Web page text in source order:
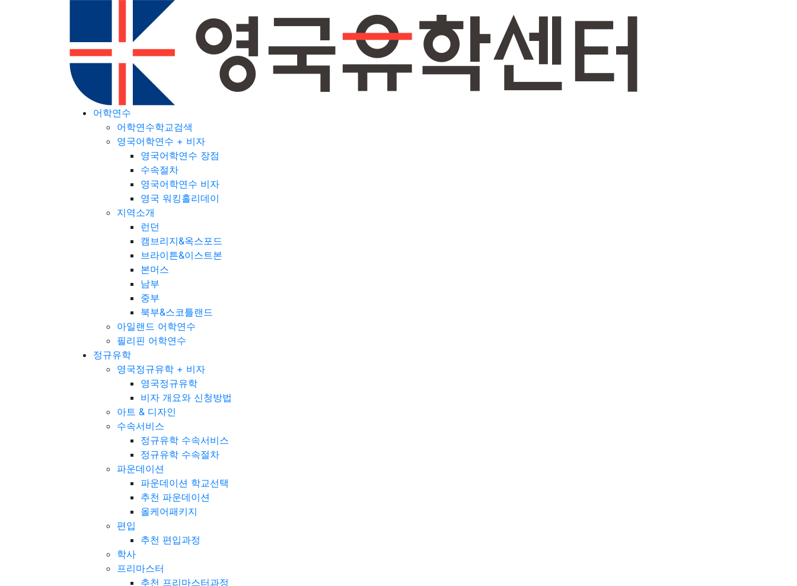
어학연수
어학연수학교검색
영국어학연수 + 비자
영국어학연수 장점
수속절차
영국어학연수 비자
영국 워킹홀리데이
지역소개
런던
캠브리지&옥스포드
브라이튼&이스트본
본머스
남부
중부
북부&스코틀랜드
아일랜드 어학연수
필리핀 어학연수
정규유학
영국정규유학 + 비자
영국정규유학
비자 개요와 신청방법
아트 & 디자인
수속서비스
정규유학 수속서비스
정규유학 수속절차
파운데이션
파운데이션 학교선택
추천 파운데이션
올케어패키지
편입
추천 편입과정
학사
프리마스터
추천 프리마스터과정